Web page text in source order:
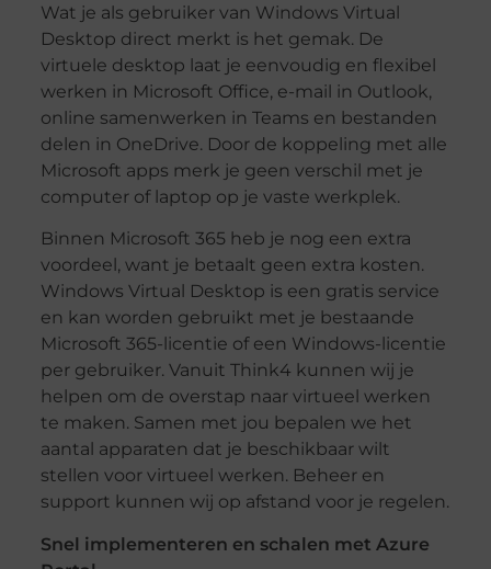
Wat je als gebruiker van Windows Virtual
Desktop direct merkt is het gemak. De
virtuele desktop laat je eenvoudig en flexibel
werken in Microsoft Office, e-mail in Outlook,
online samenwerken in Teams en bestanden
delen in OneDrive. Door de koppeling met alle
Microsoft apps merk je geen verschil met je
computer of laptop op je vaste werkplek.
Binnen Microsoft 365 heb je nog een extra
voordeel, want je betaalt geen extra kosten.
Windows Virtual Desktop is een gratis service
en kan worden gebruikt met je bestaande
Microsoft 365-licentie of een Windows-licentie
per gebruiker. Vanuit Think4 kunnen wij je
helpen om de overstap naar virtueel werken
te maken. Samen met jou bepalen we het
aantal apparaten dat je beschikbaar wilt
stellen voor virtueel werken. Beheer en
support kunnen wij op afstand voor je regelen.
Snel implementeren en schalen met Azure